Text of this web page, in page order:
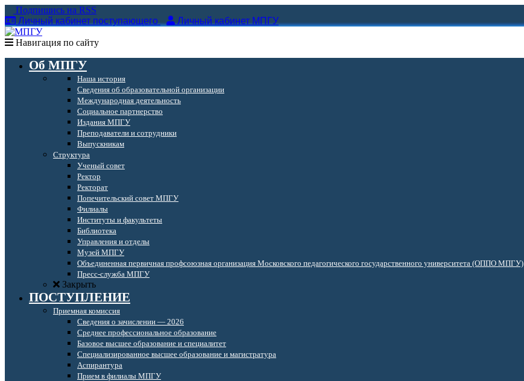
Подпишись на RSS
Личный кабинет поступающего
Личный кабинет МПГУ
Навигация по сайту
Об МПГУ
Наша история
Сведения об образовательной организации
Международная деятельность
Социальное партнерство
Издания МПГУ
Преподаватели и сотрудники
Выпускникам
Структура
Ученый совет
Ректор
Ректорат
Попечительский совет МПГУ
Филиалы
Институты и факультеты
Библиотека
Управления и отделы
Музей МПГУ
Объединенная первичная профсоюзная организация Московского педагогического государственного университета (ОППО МПГУ)
Пресс-служба МПГУ
Закрыть
ПОСТУПЛЕНИЕ
Приемная комиссия
Сведения о зачислении — 2026
Среднее профессиональное образование
Базовое высшее образование и специалитет
Специализированное высшее образование и магистратура
Аспирантура
Прием в филиалы МПГУ